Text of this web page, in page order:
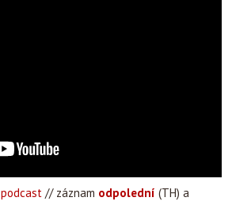
podcast // záznam odpolední (TH) a